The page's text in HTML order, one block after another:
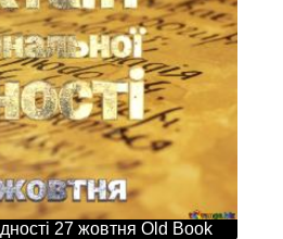
27 жовтня Old Book